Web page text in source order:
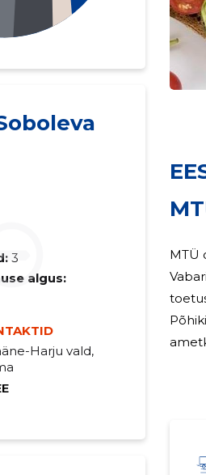
3
algus:
Harju vald,
MTÜ
toetuse
Põhikirjast. Eesmärgi saavutamise vahenditeks